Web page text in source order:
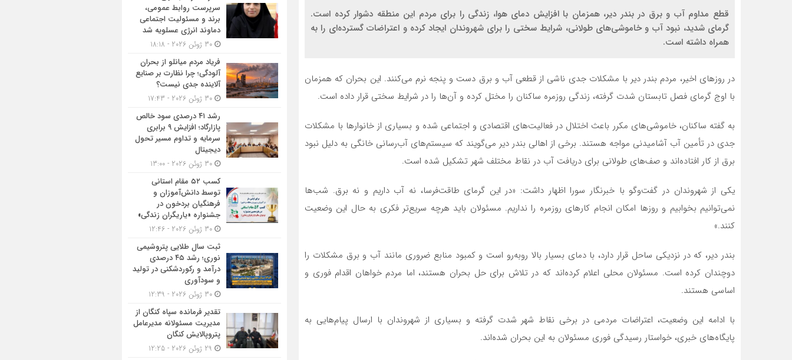
قطع مداوم آب و برق در بندر دیر، همزمان با افزایش دمای هوا، زندگی را برای مردم این منطقه دشوار کرده است.
گرمای شدید، نبود آب و خاموشی‌های طولانی، شرایط سختی را برای شهروندان ایجاد کرده و اعتراضات گسترده‌ای را به
همراه داشته است.
در روزهای اخیر، مردم بندر دیر با مشکلات جدی ناشی از قطعی آب و برق دست و پنجه نرم می‌کنند. این بحران که همزمان
با اوج گرمای فصل تابستان شدت گرفته، زندگی روزمره ساکنان را مختل کرده و آن‌ها را در شرایط سختی قرار داده است.
به گفته ساکنان، خاموشی‌های مکرر باعث اختلال در فعالیت‌های اقتصادی و اجتماعی شده و بسیاری از خانوارها با مشکلات
جدی در تأمین آب آشامیدنی مواجه هستند. برخی از اهالی بندر دیر می‌گویند که سیستم‌های آب‌رسانی خانگی به دلیل نبود
برق از کار افتاده‌اند و صف‌های طولانی برای دریافت آب در نقاط مختلف شهر تشکیل شده است.
یکی از شهروندان در گفت‌وگو با خبرنگار سورا اظهار داشت: «در این گرمای طاقت‌فرسا، نه آب داریم و نه برق. شب‌ها
نمی‌توانیم بخوابیم و روزها امکان انجام کارهای روزمره را نداریم. مسئولان باید هرچه سریع‌تر فکری به حال این وضعیت
کنند.»
بندر دیر، که در نزدیکی ساحل قرار دارد، با دمای بسیار بالا روبه‌رو است و کمبود منابع ضروری مانند آب و برق مشکلات را
دوچندان کرده است. مسئولان محلی اعلام کرده‌اند که در تلاش برای حل بحران هستند، اما مردم خواهان اقدام فوری و
اساسی هستند.
با ادامه این وضعیت، اعتراضات مردمی در برخی نقاط شهر شدت گرفته و بسیاری از شهروندان با ارسال پیام‌هایی به
پایگاه‌های خبری، خواستار رسیدگی فوری مسئولان به این بحران شده‌اند.
سرپرست روابط عمومی،
برند و مسئولیت اجتماعی
دماوند انرژی عسلویه شد
فریاد مردم میانلو از بحران
آلودگی؛ چرا نظارت بر صنایع
آلاینده جدی نیست؟
رشد ۴۱ درصدی سود خالص
پازارگاد؛ افزایش ۹ برابری
سرمایه و تداوم مسیر تحول
دیجیتال
کسب ۵۲ مقام استانی
توسط دانش‌آموزان و
فرهنگیان بردخون در
جشنواره «یاریگران زندگی»
ثبت سال طلایی پتروشیمی
نوری؛ رشد ۴۵ درصدی
درآمد و رکوردشکنی در تولید
و سودآوری
تقدیر فرمانده سپاه کنگان از
مدیریت مسئولانه مدیرعامل
پتروپالایش کنگان